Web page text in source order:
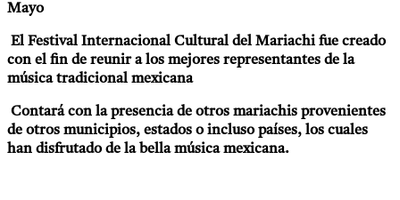
Mayo
El Festival Internacional Cultural del Mariachi fue creado
con el fin de reunir a los mejores representantes de la
música tradicional mexicana
Contará con la presencia de otros mariachis provenientes
de otros municipios, estados o incluso países, los cuales
han disfrutado de la bella música mexicana.